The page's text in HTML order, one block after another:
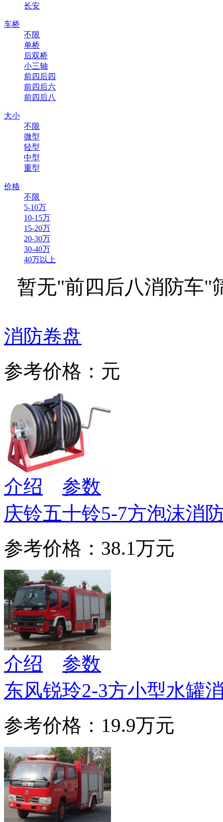
长安
车桥
不限
单桥
后双桥
小三轴
前四后四
前四后六
前四后八
大小
不限
微型
轻型
中型
重型
价格
不限
5-10万
10-15万
15-20万
20-30万
30-40万
40万以上
暂无"前四后八消防车"
消防卷盘
参考价格：元
介绍
参数
庆铃五十铃5-7方泡沫消
参考价格：38.1万元
介绍
参数
东风锐玲2-3方小型水罐
参考价格：19.9万元